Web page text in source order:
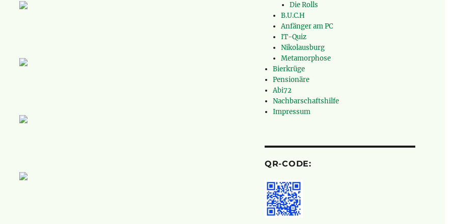
Die Rolls
B.U.C.H
Anfänger am PC
IT-Quiz
Nikolausburg
Metamorphose
Bierkrüge
Pensionäre
Abi72
Nachbarschaftshilfe
Impressum
QR-CODE: